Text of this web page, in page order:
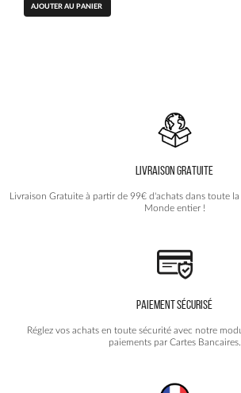
initialactuel
AJOUTER AU PANIER
LIVRAISON GRATUITE
Livraison Gratuite à partir de 99€ d'achats dans toute
Monde entier !
PAIEMENT SÉCURISÉ
Réglez vos achats en toute sécurité avec notre
paiements par Cartes Bancaires.